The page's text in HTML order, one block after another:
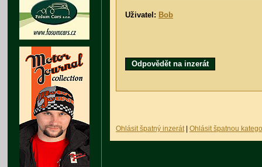
Uživatel: Bob
Odpovědět na inzerát
Ohlásit špatný inzerát Ohlásit špatnou